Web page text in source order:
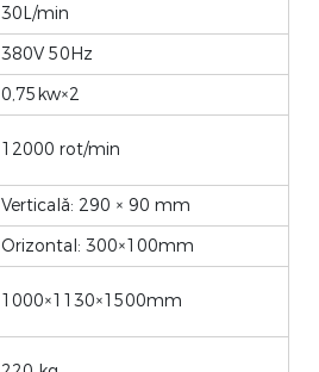
30L/min
380V 50Hz
0,75kw×2
12000 rot/min
Verticală: 290 × 90 mm
Orizontal: 300×100mm
1000×1130×1500mm